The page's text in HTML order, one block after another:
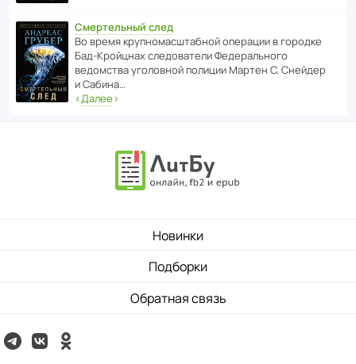
Смертельный след
Во время круп­но­мас­ш­та­бной операции в городке
Бад‑Крой­цнах следо­ва­тели Феде­раль­ного
ведомства уголо­вной полиции Мартен С. Снейдер
и Сабина…
‹Далее›
Новинки
Подборки
Обратная связь